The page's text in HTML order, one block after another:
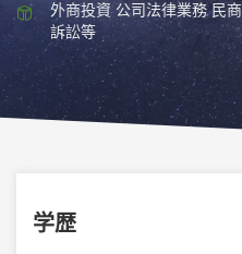
外商投資 公司法律業務 民
訴訟等
学歴